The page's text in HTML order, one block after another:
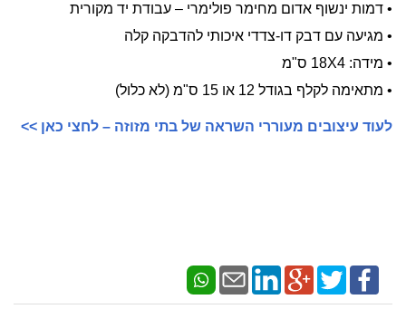
• דמות ינשוף אדום מחימר פולימרי – עבודת יד מקורית
• מגיעה עם דבק דו-צדדי איכותי להדבקה קלה
• מידה: 18X4 ס"מ
• מתאימה לקלף בגודל 12 או 15 ס"מ (לא כלול)
לעוד עיצובים מעוררי השראה של בתי מזוזה – לחצי כאן >>